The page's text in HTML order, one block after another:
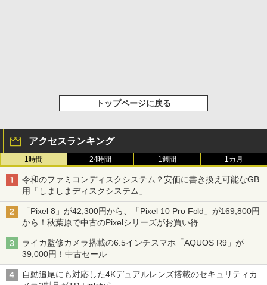
トップページに戻る
アクセスランキング
1時間 24時間 1週間 1カ月
令和のファミコンディスクシステム？安価に書き換え可能なGB
用「しましまディスクシステム」
「Pixel 8」が42,300円から、「Pixel 10 Pro Fold」が169,800円
から！秋葉原で中古のPixelシリーズがお買い得
ライカ監修カメラ搭載の6.5インチスマホ「AQUOS R9」が
39,000円！中古セール
自動追尾にも対応した4Kデュアルレンズ搭載のセキュリティカ